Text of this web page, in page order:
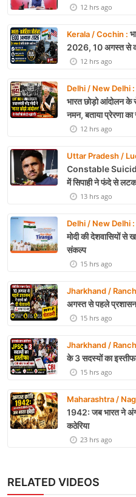
12 hrs ago
Kerala / Cochin :
2026, 10 अगस्त से
12 hrs ago
Delhi / New Delhi :
भारत छोड़ो आंदोलन के
नमन, बताया प्रेरणा का
12 hrs ago
Uttar Pradesh /
Constable Suicide
में सिपाही ने फंदे से
13 hrs ago
Delhi / New Delhi :
मोदी की देशवासियों से
संकल्प
15 hrs ago
Jharkhand /
अगस्त से पहले प्रशासन
15 hrs ago
Jharkhand /
के 3 सदस्यों का
15 hrs ago
Maharashtra /
1942: जब भारत ने
कठेरिया
23 hrs ago
RELATED VIDEOS